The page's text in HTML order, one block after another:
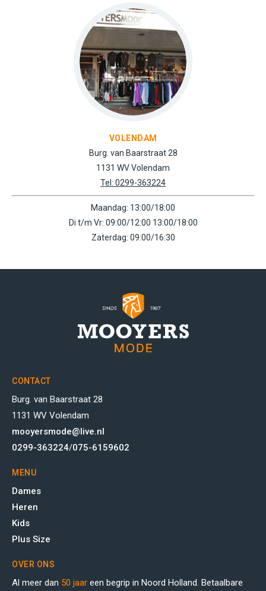
VOLENDAM
Burg. van Baarstraat 28
1131 WV Volendam
Tel: 0299-363224
Maandag: 13:00/18:00
Di t/m Vr: 09:00/12:00 13:00/18:00
Zaterdag: 09:00/16:30
CONTACT
Burg. van Baarstraat 28
1131 WV Volendam
mooyersmode@live.nl
0299-363224/075-6159602
MENU
Dames
Heren
Kids
Plus Size
OVER ONS
Al meer dan 50 jaar een begrip in Noord Holland. Betaalbare